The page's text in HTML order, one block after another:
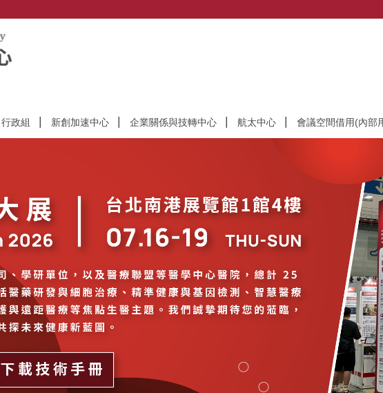
行政組 新創加速中心 企業關係與技轉中心 航太中心 會議空間借用(內部